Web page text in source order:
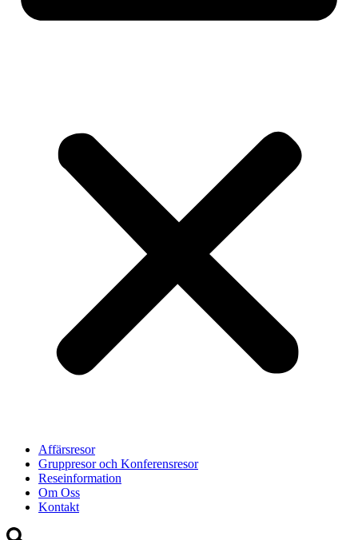
Affärsresor
Gruppresor och Konferensresor
Reseinformation
Om Oss
Kontakt